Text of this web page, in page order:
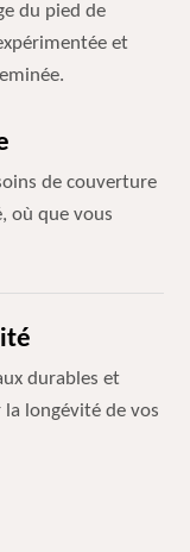
du pied de
et
de couverture
où que vous
durables et
longévité de vos